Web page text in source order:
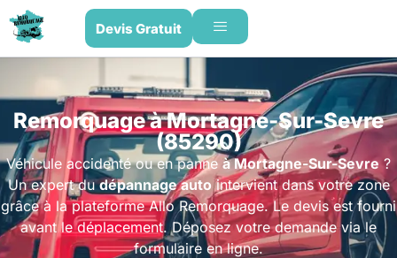
Devis Gratuit
Remorquage à Mortagne-Sur-Sevre
(85290)
Véhicule accidenté ou en panne à Mortagne-Sur-Sevre?
Un expert dudépannage autointervient dans votre zone
grâce à la plateforme Allo Remorquage. Le devis est fourni
avant le déplacement. Déposez votre demande via le
formulaire en ligne.